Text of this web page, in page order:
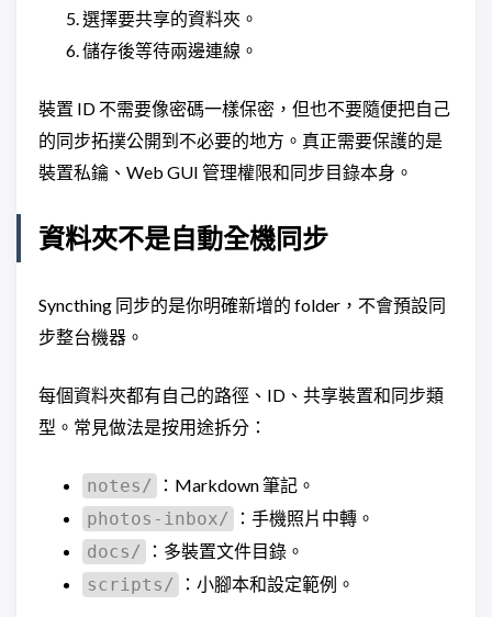
選擇要共享的資料夾。
儲存後等待兩邊連線。
裝置 ID 不需要像密碼一樣保密，但也不要隨便把自己
的同步拓撲公開到不必要的地方。真正需要保護的是
裝置私鑰、Web GUI 管理權限和同步目錄本身。
資料夾不是自動全機同步
Syncthing 同步的是你明確新增的 folder，不會預設同
步整台機器。
每個資料夾都有自己的路徑、ID、共享裝置和同步類
型。常見做法是按用途拆分：
notes/
：Markdown 筆記。
photos-inbox/
：手機照片中轉。
docs/
：多裝置文件目錄。
scripts/
：小腳本和設定範例。